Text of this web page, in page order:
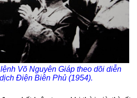
Võ Nguyên Giáp theo dõi diễn
Điện Biên Phủ (1954).